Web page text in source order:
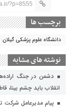
?p=8555
برچسب ها
دانشگاه علوم پزشکی گیلان
نوشته های مشابه
دشمن در جنگ
انقلاب باید چشم بینا،
پیام مدیرعامل شرکت